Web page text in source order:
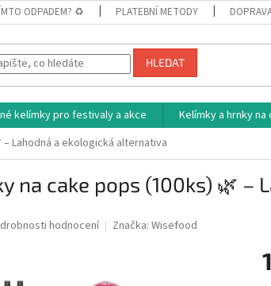
ODPADEM? ♻ PLATEBNÍ METODY
HLEDAT
kelímky pro festivaly a akce Kelímky a hrnky
Lahodná a ekologická alternativa
na cake pops (100ks) 🌿
hodnocení Značka: Wisefood